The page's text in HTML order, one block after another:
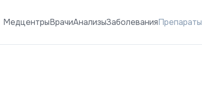
МедцентрыВрачиАнализыЗаболеванияПрепараты